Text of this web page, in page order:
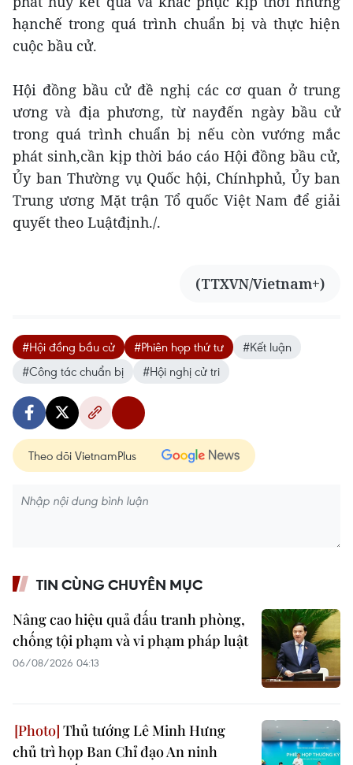
hạnchế trong quá trình chuẩn bị và thực hiện
cuộc bầu cử.
Hội đồng bầu cử đề nghị các cơ quan ở trung
ương và địa phương, từ nayđến ngày bầu cử
trong quá trình chuẩn bị nếu còn vướng mắc
phát sinh,cần kịp thời báo cáo Hội đồng bầu cử,
Ủy ban Thường vụ Quốc hội, Chínhphủ, Ủy ban
Trung ương Mặt trận Tổ quốc Việt Nam để giải
quyết theo Luậtđịnh./.
(TTXVN/Vietnam+)
#Hội đồng bầu cử #Phiên họp thứ tư
#Kết luận
#Công tác chuẩn bị
#Hội nghị cử tri
Theo dõi VietnamPlus
TIN CÙNG CHUYÊN MỤC
Nâng cao hiệu quả đấu tranh phòng,
chống tội phạm và vi phạm pháp luật
06/08/2026 04:13
Thủ tướng Lê Minh Hưng
chủ trì họp Ban Chỉ đạo An ninh